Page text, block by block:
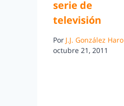
serie de
televisión
Por J.J. González Haro
octubre 21, 2011